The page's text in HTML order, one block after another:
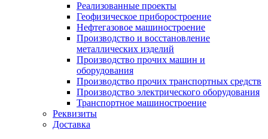
Реализованные проекты
Геофизическое приборостроение
Нефтегазовое машиностроение
Производство и восстановление
металлических изделий
Производство прочих машин и
оборудования
Производство прочих транспортных средств
Производство электрического оборудования
Транспортное машиностроение
Реквизиты
Доставка